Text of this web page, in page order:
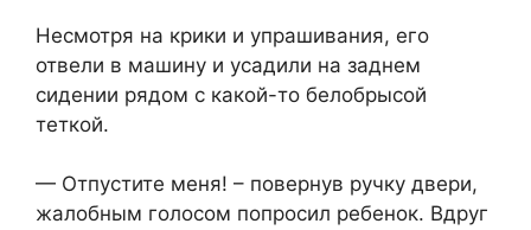
Несмотря на крики и упрашивания, его
отвели в машину и усадили на заднем
сидении рядом с какой-то белобрысой
теткой.
— Отпустите меня! – повернув ручку двери,
жалобным голосом попросил ребенок. Вдруг